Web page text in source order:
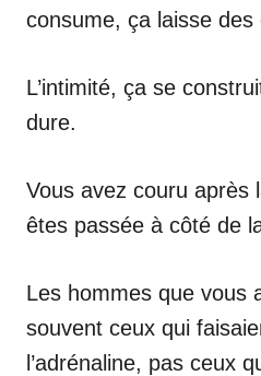
consume, ça laisse des
L’intimité, ça se
dure.
Vous avez couru après
êtes passée à côté de
Les hommes que vous
souvent ceux qui
l’adrénaline, pas ceux